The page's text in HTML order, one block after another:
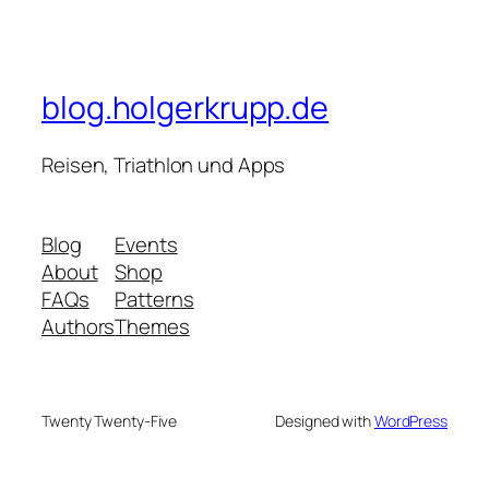
blog.holgerkrupp.de
Reisen, Triathlon und Apps
Blog
About
FAQs
Authors
Events
Shop
Patterns
Themes
Twenty Twenty-Five Designed withWordPress